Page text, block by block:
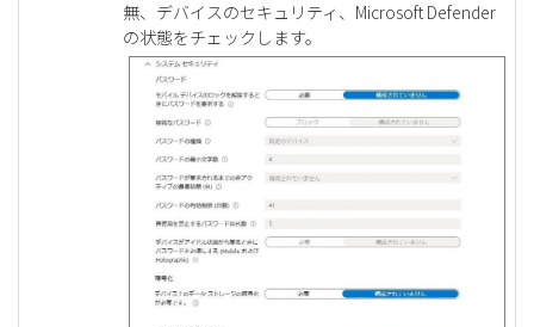
無、デバイスのセキュリティ、Microsoft Defender
の状態をチェックします。